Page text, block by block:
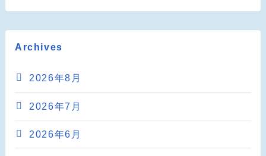
Archives
2026年8月
2026年7月
2026年6月